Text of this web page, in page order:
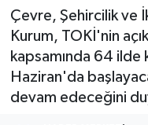
Çevre, Şehircilik ve
Kurum, TOKİ'nin
kapsamında 64 ilde
Haziran'da
devam edeceğini